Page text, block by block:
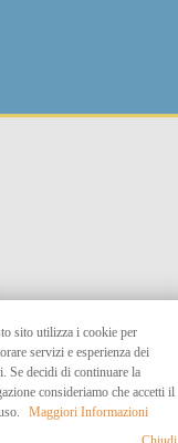
sito utilizza i cookie per
servizi e esperienza dei
Se decidi di continuare la
consideriamo che accetti il
Maggiori Informazioni